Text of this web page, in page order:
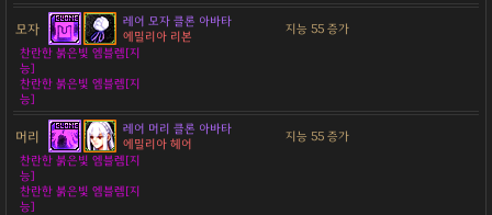
모자
레어 모자 클론 아바타
에밀리아 리본
지능 55 증가
찬란한 붉은빛 엠블렘[지
능]
찬란한 붉은빛 엠블렘[지
능]
머리
레어 머리 클론 아바타
에밀리아 헤어
지능 55 증가
찬란한 붉은빛 엠블렘[지
능]
찬란한 붉은빛 엠블렘[지
능]